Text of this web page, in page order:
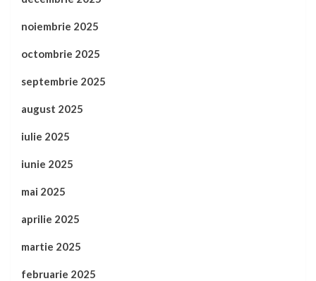
noiembrie 2025
octombrie 2025
septembrie 2025
august 2025
iulie 2025
iunie 2025
mai 2025
aprilie 2025
martie 2025
februarie 2025